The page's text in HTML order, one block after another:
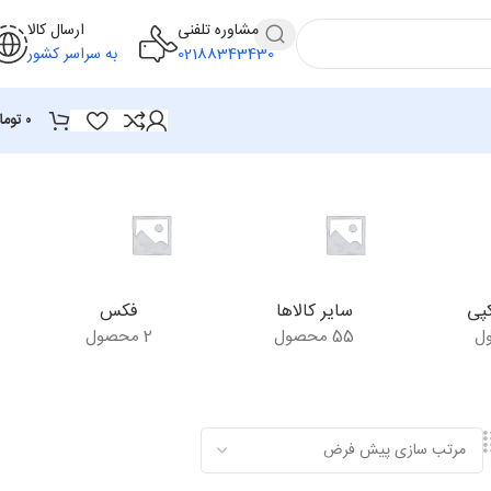
مشاوره تلفنی
02188343430
ارسال کالا
به سراسر کشور
۰
سایر کالاها
55 محصول
فکس
2 محصول